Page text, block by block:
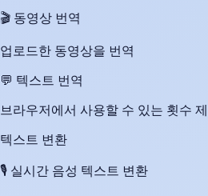
🎬 동영상 번역
업로드한 동영상을 번역
💬 텍스트 번역
브라우저에서 사용할 수 있는 횟수
텍스트 변환
🎙️ 실시간 음성 텍스트 변환